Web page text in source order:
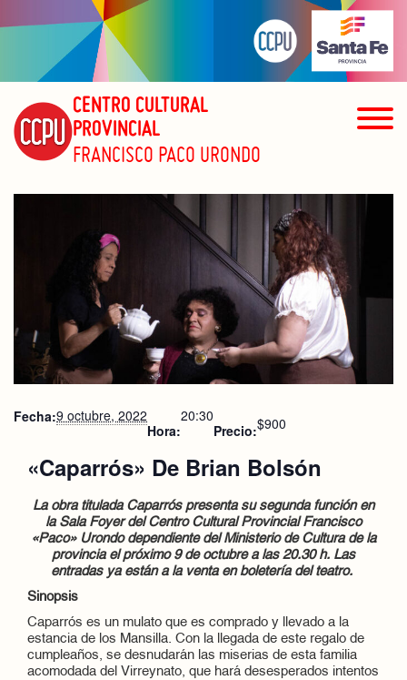
CENTRO CULTURAL
PROVINCIAL
FRANCISCO PACO URONDO
Fecha:9 octubre, 2022
Hora:
20:30
Precio:$900
«Caparrós» De Brian Bolsón
La obra titulada Caparrós presenta su segunda función en
la Sala Foyer del Centro Cultural Provincial Francisco
«Paco» Urondo dependiente del Ministerio de Cultura de la
provincia el próximo 9 de octubre a las 20.30 h. Las
entradas ya están a la venta en boletería del teatro.
Sinopsis
Caparrós es un mulato que es comprado y llevado a la
estancia de los Mansilla. Con la llegada de este regalo de
cumpleaños, se desnudarán las miserias de esta familia
acomodada del Virreynato, que hará desesperados intentos